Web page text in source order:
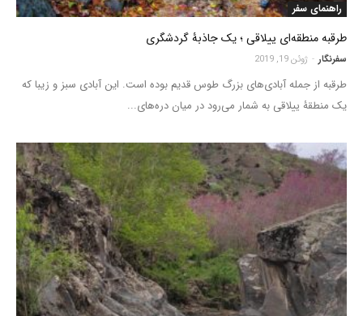
راهنمای سفر
طرقبه منطقه‌ای ییلاقی ؛ یک جاذبۀ گردشگری
سفرنگار - ژوئن 19, 2019
طرقبه از جمله آبادی‌های بزرگ طوس قدیم بوده است. این آبادی سبز و زیبا که
یک منطقۀ ییلاقی به شمار می‌رود در میان دره‌های...